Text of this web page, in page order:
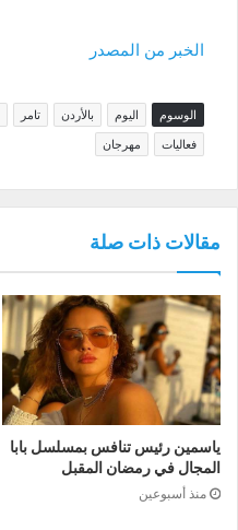
الخبر من المصدر
الوسوم اليوم بالأردن تامر
فعاليات
مهرجان
مقالات ذات صلة
ياسمين رئيس تنافس بمسلسل بابا
المجال في رمضان المقبل
منذ أسبوعين